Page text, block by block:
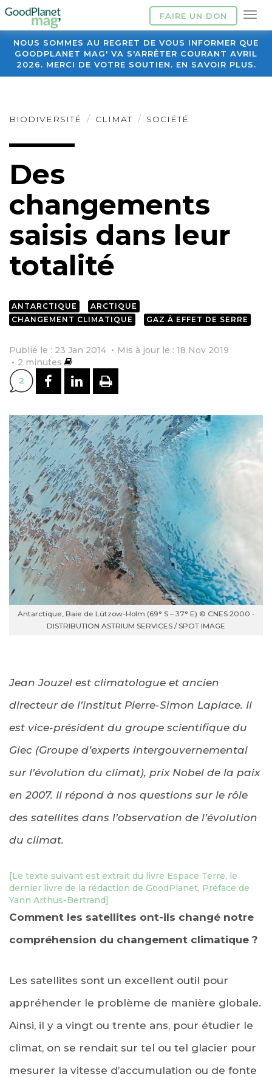
FAIRE UN DON
NOUS SOMMES AU REGRET DE VOUS INFORMER QUE
GOODPLANET MAG' VA S'ARRÊTER COURANT AVRIL
2026. MERCI DE VOTRE SOUTIEN. EN SAVOIR PLUS.
BIODIVERSITÉ CLIMAT SOCIÉTÉ
Des
changements
saisis dans leur
totalité
ANTARCTIQUE
ARCTIQUE
CHANGEMENT CLIMATIQUE
GAZ À EFFET DE SERRE
Publié le : 23 Jan 2014
Mis à jour le : 18 Nov 2019
2 minutes
2 PARTAGER SUR FACEBOOK
PARTAGER SUR
IMPRIMER
Antarctique, Baie de Lützow-Holm (69° S – 37° E) © CNES 2000 -
DISTRIBUTION ASTRIUM SERVICES / SPOT IMAGE
Jean Jouzel est climatologue et ancien
directeur de l’institut Pierre-Simon Laplace. Il
est vice-président du groupe scientifique du
Giec (Groupe d’experts intergouvernemental
sur l’évolution du climat), prix Nobel de la paix
en 2007. Il répond à nos questions sur le rôle
des satellites dans l’observation de l’évolution
du climat.
[Le texte suivant est extrait du livre Espace Terre, le
dernier livre de la rédaction de GoodPlanet. Préface de
Yann Arthus-Bertrand]
Comment les satellites ont-ils changé notre
compréhension du changement climatique ?
Les satellites sont un excellent outil pour
appréhender le problème de manière globale.
Ainsi, il y a vingt ou trente ans, pour étudier le
climat, on se rendait sur tel ou tel glacier pour
mesurer la vitesse d’accumulation ou de fonte